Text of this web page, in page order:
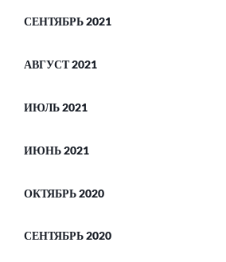
СЕНТЯБРЬ 2021
АВГУСТ 2021
ИЮЛЬ 2021
ИЮНЬ 2021
ОКТЯБРЬ 2020
СЕНТЯБРЬ 2020